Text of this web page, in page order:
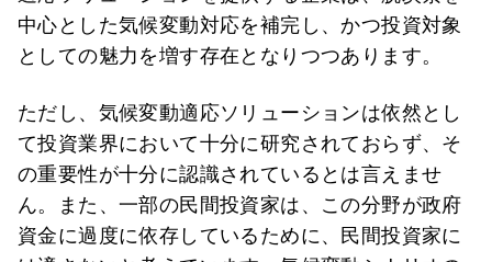
中心とした気候変動対応を補完し、かつ投資対象
としての魅力を増す存在となりつつあります。
ただし、気候変動適応ソリューションは依然とし
て投資業界において十分に研究されておらず、そ
の重要性が十分に認識されているとは言えませ
ん。また、一部の民間投資家は、この分野が政府
資金に過度に依存しているために、民間投資家に